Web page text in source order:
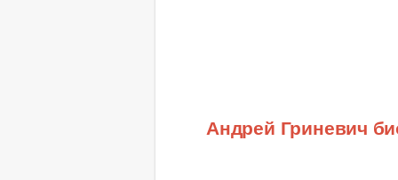
Андрей Гриневич